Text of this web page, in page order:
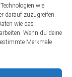
wie
darauf zuzugreifen.
wie das
Wenn du deine
Merkmale
oder
nicht in die